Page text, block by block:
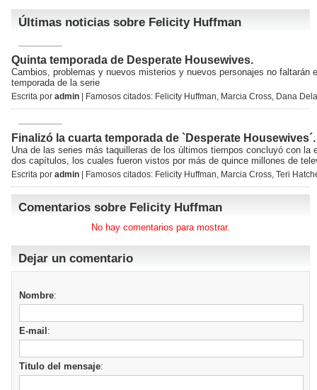
Últimas noticias sobre Felicity Huffman
Quinta temporada de Desperate Housewives.
Cambios, problemas y nuevos misterios y nuevos personajes no faltarán
temporada de la serie
Escrita por admin | Famosos citados: Felicity Huffman, Marcia Cross, Dana
Finalizó la cuarta temporada de `Desperate Housewives´.
Una de las series más taquilleras de los últimos tiempos concluyó con la
dos capítulos, los cuales fueron vistos por más de quince millones de
Escrita por admin | Famosos citados: Felicity Huffman, Marcia Cross, Teri
Comentarios sobre Felicity Huffman
No hay comentarios para mostrar.
Dejar un comentario
Nombre:
E-mail :
Titulo del mensaje: